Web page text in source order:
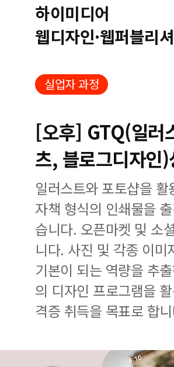
하이미디어
웹디자인·웹퍼블리
실업자 과정
[오후] GTQ(일러
츠, 블로그디자인
일러스트와 포토샵을
자책 형식의 인쇄물을
습니다. 오픈마켓 및 소
니다. 사진 및 각종 이
기본이 되는 역량을 추
의 디자인 프로그램을
격증 취득을 목표로 합